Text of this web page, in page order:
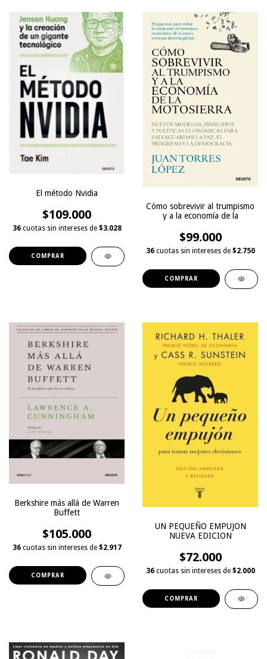
El método Nvidia
$109.000
36 cuotas sin intereses de $3.028
Cómo sobrevivir al trumpismo
y a la economía de la
$99.000
36 cuotas sin intereses de $2.750
Berkshire más allá de Warren
Buffett
$105.000
36 cuotas sin intereses de $2.917
UN PEQUEÑO EMPUJON
NUEVA EDICION
$72.000
36 cuotas sin intereses de $2.000